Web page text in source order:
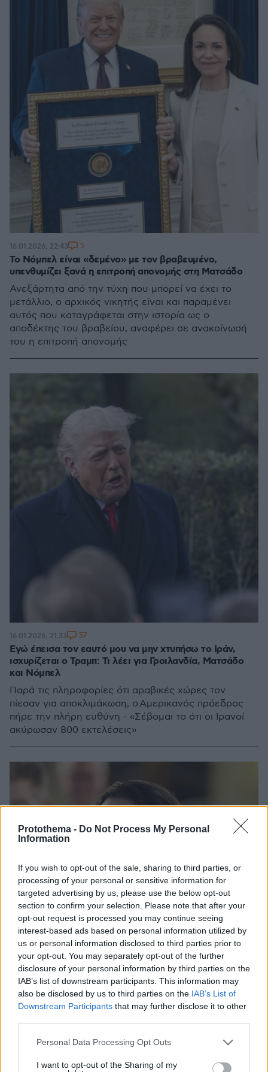
Protothema - Do Not Process My Personal
Information
If you wish to opt-out of the sale, sharing to third parties, or
processing of your personal or sensitive information for
targeted advertising by us, please use the below opt-out
section to confirm your selection. Please note that after your
opt-out request is processed you may continue seeing
interest-based ads based on personal information utilized by
us or personal information disclosed to third parties prior to
your opt-out. You may separately opt-out of the further
disclosure of your personal information by third parties on the
IAB’s list of downstream participants. This information may
also be disclosed by us to third parties on the IAB’s List of
Downstream Participants that may further disclose it to other
Please note that this website/app uses one or more Google
not limited to your visit or usage behaviour. You may click to
Personal Data Processing Opt Outs
I want to opt-out of the Sharing of my
Το Νόμπελ είναι «δεμένο» με τον βραβευμένο,
υπενθυμίζει ξανά η επιτροπή απονομής στη Ματσάδο
Ανεξάρτητα από την τύχη που μπορεί να έχει το
μετάλλιο, ο αρχικός νικητής είναι και παραμένει
αυτός που καταγράφεται στην ιστορία ως ο
αποδέκτης του βραβείου, αναφέρει σε ανακοίνωσή
του η επιτροπή απονομής
16.01.2026, 22:43 5
Εγώ έπεισα τον εαυτό μου να μην χτυπήσω το Ιράν,
ισχυρίζεται ο Τραμπ: Τι λέει για Γροιλανδία, Ματσάδο
και Νόμπελ
Παρά τις πληροφορίες ότι αραβικές χώρες τον
πίεσαν για αποκλιμάκωση, ο Αμερικανός πρόεδρος
πήρε την πλήρη ευθύνη - «Σέβομαι το ότι οι Ιρανοί
ακύρωσαν 800 εκτελέσεις»
16.01.2026, 21:33 57
Η Βενεζουέλα θα ελευθερωθεί με τη βοήθεια του Τραμπ
και το εγκληματικό καθεστώς Μαδούρο θα διαλυθεί,
λέει η Ματσάδο
16.01.2026, 20:45 5